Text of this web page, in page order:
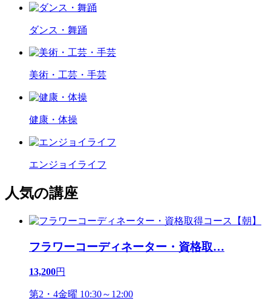
ダンス・舞踊
美術・工芸・手芸
健康・体操
エンジョイライフ
人気の講座
フラワーコーディネーター・資格取…
13,200円
第2・4金曜 10:30～12:00